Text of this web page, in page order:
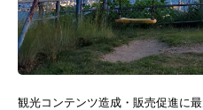
観光コンテンツ造成・販売促進に